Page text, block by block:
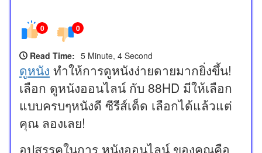
0 0
Read Time: 5 Minute, 4 Second
ดูหนัง ทำให้การดูหนังง่ายดายมากยิ่งขึ้น!
เลือก ดูหนังออนไลน์ กับ 88HD มีให้เลือก
แบบครบๆหนังดี ซีรีส์เด็ด เลือกได้แล้วแต่
คุณ ลองเลย!
อุปสรรคในการ หนังออนไลน์ ของคุณคือ